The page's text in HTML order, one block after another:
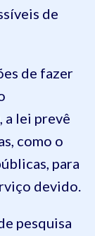
de
de fazer
a lei prevê
como o
para
devido.
pesquisa